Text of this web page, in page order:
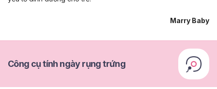
Marry Baby
Công cụ tính ngày rụng trứng